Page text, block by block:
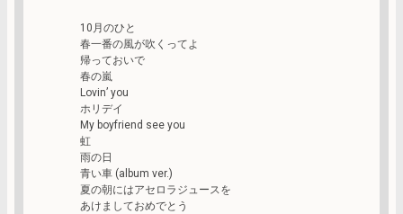
10月のひと
春一番の風が吹くってよ
帰っておいで
春の嵐
Lovin’ you
ホリデイ
My boyfriend see you
虹
雨の日
青い車 (album ver.)
夏の朝にはアセロラジュースを
あけましておめでとう